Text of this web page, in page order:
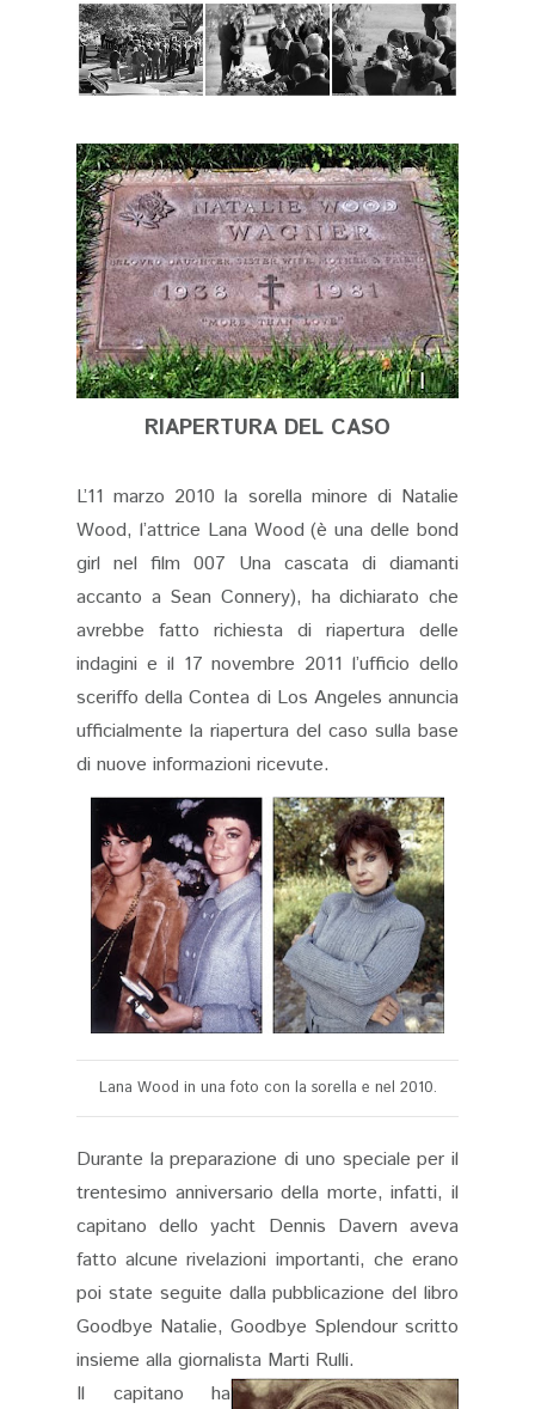
RIAPERTURA DEL CASO
L’11 marzo 2010 la sorella minore di Natalie
Wood, l’attrice Lana Wood (è una delle bond
girl nel film 007 Una cascata di diamanti
accanto a Sean Connery), ha dichiarato che
avrebbe fatto richiesta di riapertura delle
indagini e il 17 novembre 2011 l’ufficio dello
sceriffo della Contea di Los Angeles annuncia
ufficialmente la riapertura del caso sulla base
di nuove informazioni ricevute.
Lana Wood in una foto con la sorella e nel 2010.
Durante la preparazione di uno speciale per il
trentesimo anniversario della morte, infatti, il
capitano dello yacht Dennis Davern aveva
fatto alcune rivelazioni importanti, che erano
poi state seguite dalla pubblicazione del libro
Goodbye Natalie, Goodbye Splendour scritto
insieme alla giornalista Marti Rulli.
Il capitano ha